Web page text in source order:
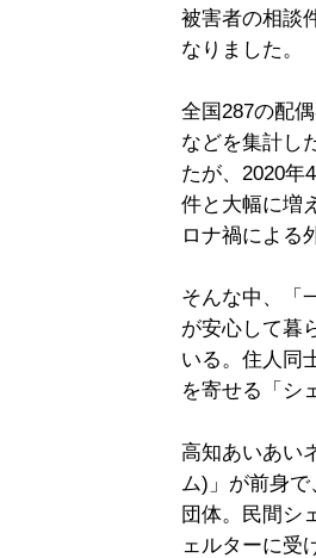
被害者の相談
なりました。
全国287の配
などを集計し
たが、2020年
件と大幅に増
ロナ禍による
そんな中、「
が安心して暮
いる。住人同
を寄せる「シ
高知あいあい
ム)」が前身
団体。民間シ
ェルターに受